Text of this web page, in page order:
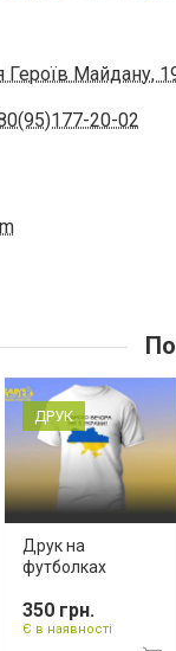
Героїв Майдану,
20-02
ДРУК
Друк на
футболках
350 грн.
Є в наявності